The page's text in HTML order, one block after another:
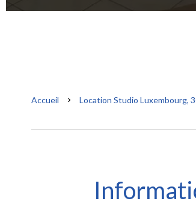
Accueil Location Studio Luxembourg,